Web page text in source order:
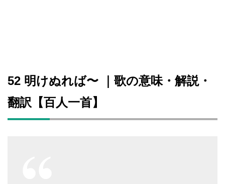
52 明けぬれば〜 ｜歌の意味・解説・
翻訳【百人一首】